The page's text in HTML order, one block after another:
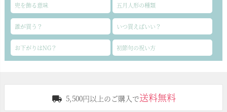
兜を飾る意味 五月人形の種類
誰が買う？ いつ買えばいい？
お下がりはNG？ 初節句の祝い方
5,500円以上のご購入で送料無料